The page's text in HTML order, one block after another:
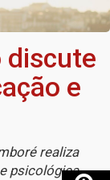
discute
e
realiza
psicológica